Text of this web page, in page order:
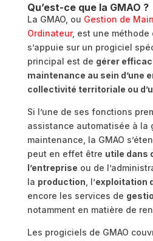
Qu’est-ce que la GMAO ?
La GMAO, ou Gestion de
Ordinateur, est une méthode
s’appuie sur un progiciel
principal est de gérer
maintenance au sein d’une
collectivité territoriale ou
Si l’une de ses fonctions
assistance automatisée à la
maintenance, la GMAO
peut en effet être utile dans
l’entreprise ou de
la production , l’exploitation
encore les services de
notamment en matière de
Les progiciels de GMAO